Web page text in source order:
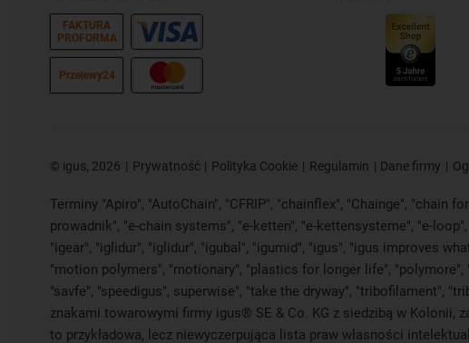
FAKTURA
PROFORMA
Przelewy24
© igus, 2026 Prywatność Polityka Cookie Regulamin Dane firmy
Terminy "Apiro", "AutoChain", "CFRIP", "chainflex", "Chainge", "chain
prowadnik", "e-chain systems", "e-ketten", "e-kettensysteme", "e-
"igear", "iglidur", "iglidur", "igubal", "igumid", "igus", "igus improves
"motion polymers", "motionary", "plastics for longer life", "polymore",
"savfe", "speedigus", superwise", "take the dryway", "tribofilament",
znakami towarowymi firmy igus® SE & Co. KG z siedzibą w Kolonii,
to przykładowa, lecz niewyczerpująca lista praw własności